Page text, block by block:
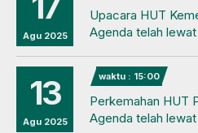
Agu 2025
Upacara HUT
Agenda telah lewat
13
Agu 2025
waktu : 15:00
Perkemahan HUT
Agenda telah lewat